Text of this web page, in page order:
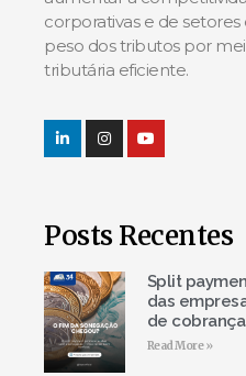
corporativas e de
peso dos tributos por
tributária eficiente.
Posts Recentes
Split
das
de
Read More »